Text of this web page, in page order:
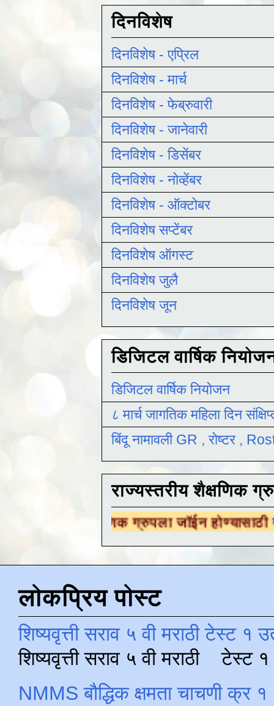
दिनविशेष
दिनविशेष - एप्रिल
दिनविशेष - मार्च
दिनविशेष - फेब्रुवारी
दिनविशेष - जानेवारी
दिनविशेष - डिसेंबर
दिनविशेष - नोव्हेंबर
दिनविशेष - ऑक्टोबर
दिनविशेष सप्टेंबर
दिनविशेष ऑगस्ट
दिनविशेष जुलै
दिनविशेष जून
डिजिटल वार्षिक
डिजिटल वार्षिक नियोजन
८ मार्च जागतिक महिला दिन
बिंदू नामावली GR , रोष्टर ,
राज्यस्तरीय शैक्षणिक
शैक्षणिक ग्रुपला जॉईन होण्यासाठीयेथे क्लिक
लोकप्रिय पोस्ट
शिष्यवृत्ती सराव ५ वी मराठी टेस्ट १
शिष्यवृत्ती सराव ५ वी मराठी टेस्ट
NMMS बौद्धिक क्षमता चाचणी क्र